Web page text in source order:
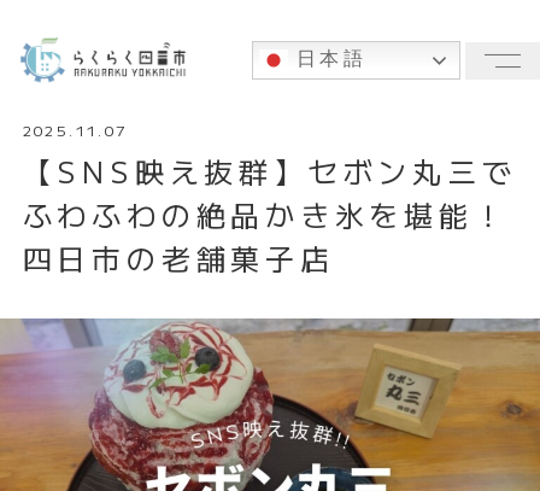
日本語
2025.11.07
【SNS映え抜群】セボン丸三で
ふわふわの絶品かき氷を堪能！
四日市の老舗菓子店